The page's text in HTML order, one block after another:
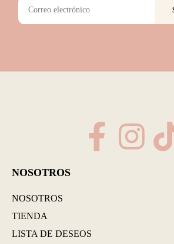
NOSOTROS
NOSOTROS
TIENDA
LISTA DE DESEOS